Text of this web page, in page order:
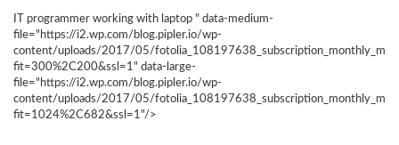
IT programmer working with laptop " data-medium-
file="https://i2.wp.com/blog.pipler.io/wp-
content/uploads/2017/05/
fit=300%2C200&ssl=1" data-large-
file="https://i2.wp.com/blog.pipler.io/wp-
content/uploads/2017/05/
fit=1024%2C682&ssl=1"/>